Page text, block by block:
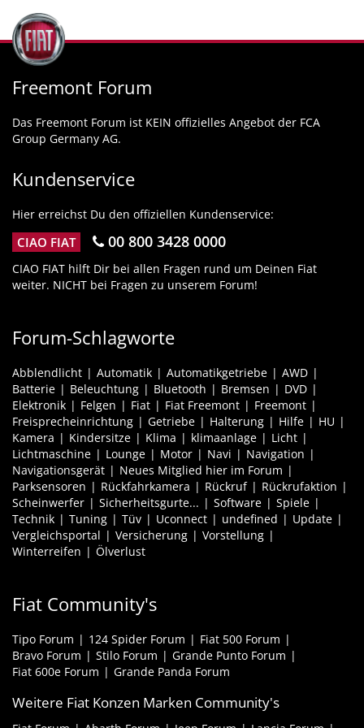
Freemont Forum
Das Freemont Forum ist KEIN offizielles Angebot der FCA
Group Germany AG.
Kundenservice
Hier erreichst Du den offiziellen Kundenservice:
CIAO FIAT 00 800 3428 0000
CIAO FIAT hilft Dir bei allen Fragen rund um Deinen Fiat
weiter. NICHT bei Fragen zu unserem Forum!
Forum-Schlagworte
Abblendlicht Automatik Automatikgetriebe
AWD
Batterie
Beleuchtung Bluetooth Bremsen
DVD
Elektronik
Felgen Fiat Fiat Freemont
Freemont
Freisprecheinrichtung
Getriebe Halterung Hilfe
HU
Kamera
Kindersitze Klima klimaanlage
Licht
Lichtmaschine
Lounge Motor Navi
Navigation
Navigationsgerät
Neues Mitglied hier im Forum
Parksensoren
Rückfahrkamera Rückruf
Rückrufaktion
Scheinwerfer
Sicherheitsgurte... Software
Spiele
Technik
Tuning Tüv Uconnect undefined
Update
Vergleichsportal
Versicherung
Vorstellung
Winterreifen
Ölverlust
Fiat Community's
Tipo Forum 124 Spider Forum
Fiat 500 Forum
Bravo Forum
Stilo Forum
Grande Punto Forum
Fiat 600e Forum
Grande Panda Forum
Weitere Fiat Konzen Marken Community's